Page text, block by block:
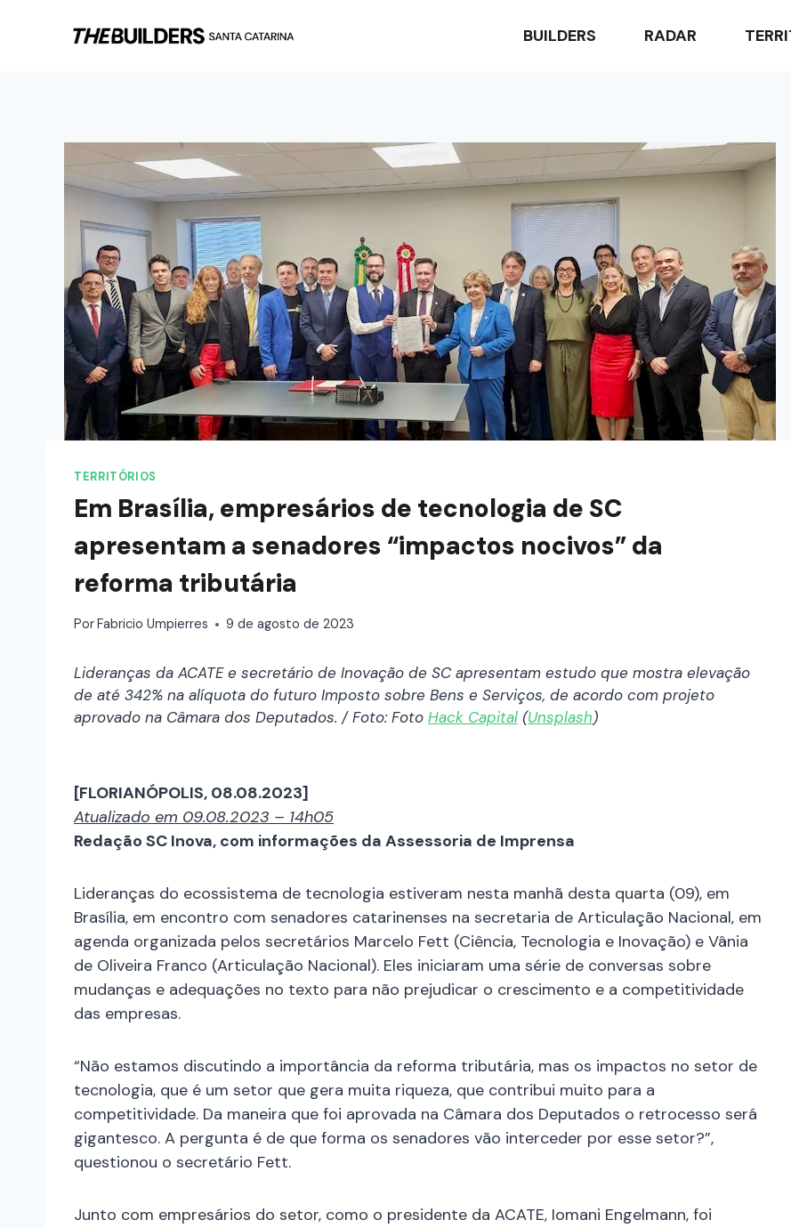
BUILDERS RADAR
TERRITÓRIOS
Em Brasília, empresários de tecnologia de SC
apresentam a senadores “impactos nocivos” da
reforma tributária
PorFabricio Umpierres 9 de agosto de 2023
Lideranças da ACATE e secretário de Inovação de SC apresentam estudo que mostra elevação
de até 342% na alíquota do futuro Imposto sobre Bens e Serviços, de acordo com projeto
aprovado na Câmara dos Deputados. / Foto: Foto Hack Capital (Unsplash)
[FLORIANÓPOLIS, 08.08.2023]
Atualizado em 09.08.2023 – 14h05
Redação SC Inova, com informações da Assessoria de Imprensa
Lideranças do ecossistema de tecnologia estiveram nesta manhã desta quarta (09), em
Brasília, em encontro com senadores catarinenses na secretaria de Articulação Nacional, em
agenda organizada pelos secretários Marcelo Fett (Ciência, Tecnologia e Inovação) e Vânia
de Oliveira Franco (Articulação Nacional). Eles iniciaram uma série de conversas sobre
mudanças e adequações no texto para não prejudicar o crescimento e a competitividade
das empresas.
“Não estamos discutindo a importância da reforma tributária, mas os impactos no setor de
tecnologia, que é um setor que gera muita riqueza, que contribui muito para a
competitividade. Da maneira que foi aprovada na Câmara dos Deputados o retrocesso será
gigantesco. A pergunta é de que forma os senadores vão interceder por esse setor?”,
questionou o secretário Fett.
Junto com empresários do setor, como o presidente da ACATE, Iomani Engelmann, foi